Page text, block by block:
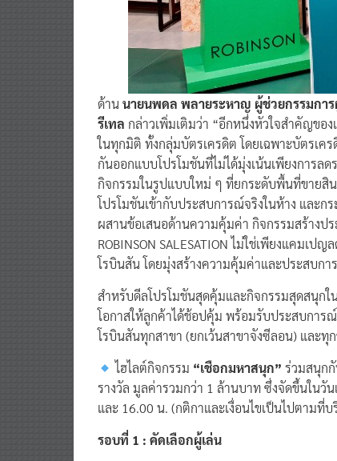
ด้านนายนพดล พลายระหาญ ผู้ช่วยกรรมการ
รีเทล กล่าวเพิ่มเติมว่า “อีกหนึ่งหัวใจสำคัญขอ
ในทุกมิติ ทั้งกลุ่มบัตรเครดิต โดยเฉพาะบัตรเค
กันออกแบบโปรโมชันที่ไม่ได้มุ่งเน้นเพียงการล
กิจกรรมในรูปแบบใหม่ ๆ ที่ยกระดับพื้นที่ขายสิ
โปรโมชันเข้ากับประสบการณ์จริงในห้าง และก
ผสานข้อเสนอด้านความคุ้มค่า กิจกรรมสร้างป
ROBINSON SALESATION ไม่ใช่เพียงแคม
โรบินสัน โดยมุ่งสร้างความคุ้มค่าและประสบก
สำหรับดีลโปรโมชันสุดคุ้มและกิจกรรมสุดสนุกใ
โอกาสให้ลูกค้าได้ช้อปคุ้ม พร้อมรับประสบกา
โรบินสันทุกสาขา (ยกเว้นสาขาจังซีลอน) และ
ไฮไลต์กิจกรรม “เชือกมหาสนุก” ร่วมสนุก
รางวัล มูลค่ารวมกว่า 1 ล้านบาท ซึ่งจัดขึ้นในวั
และ 16.00 น. (กติกาและเงื่อนไขเป็นไปตาม
รอบที่ 1 : คัดเลือกผู้เล่น